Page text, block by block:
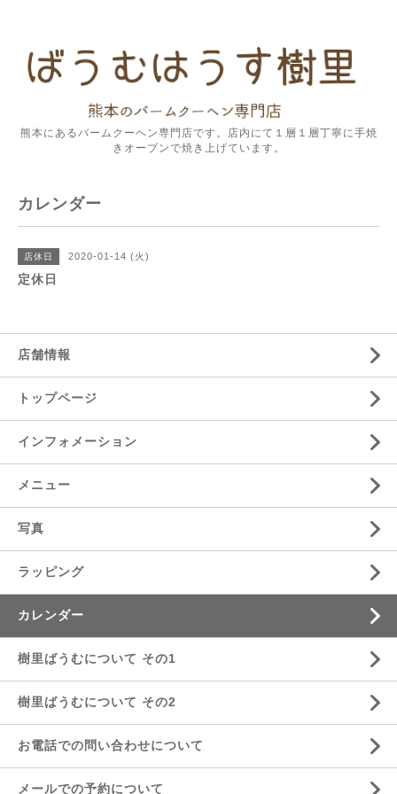
熊本にあるバームクーヘン専門店です。店内にて１層１層丁寧に手焼
きオーブンで焼き上げています。
カレンダー
店休日 2020-01-14 (火)
定休日
店舗情報
トップページ
インフォメーション
メニュー
写真
ラッピング
カレンダー
樹里ばうむについて その1
樹里ばうむについて その2
お電話での問い合わせについて
メールでの予約について